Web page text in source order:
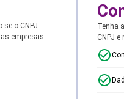
se o CNPJ
empresas.
Tenha
CNPJ